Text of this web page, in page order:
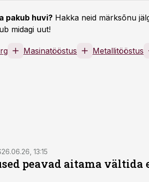
pakub huvi? Hakka neid märksõnu
midagi uut!
Masinatööstus Metallitööstus
26.06.26, 13:15
peavad aitama